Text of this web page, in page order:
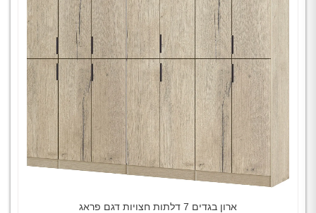
ארון בגדים 7 דלתות חצויות דגם פראג